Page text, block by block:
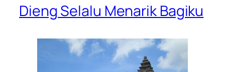
Dieng Selalu Menarik Bagiku